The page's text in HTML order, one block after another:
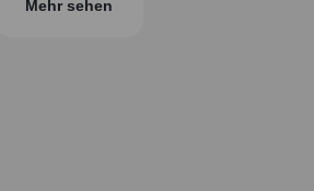
Mehr sehen